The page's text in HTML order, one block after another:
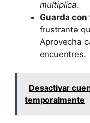
multiplica.
Guarda
frustrante
Aprovecha
encuentres.
Desactivar
temporalmente